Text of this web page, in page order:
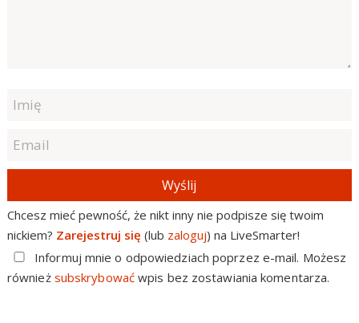
Wyślij
Chcesz mieć pewność, że nikt inny nie podpisze się twoim
nickiem? Zarejestruj się (lub zaloguj) na LiveSmarter!
Informuj mnie o odpowiedziach poprzez e-mail. Możesz
również subskrybowaćwpis bez zostawiania komentarza.